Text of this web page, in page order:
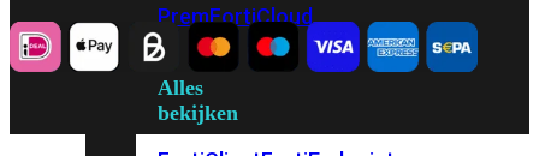
PremFortiCloud
Alles
bekijken